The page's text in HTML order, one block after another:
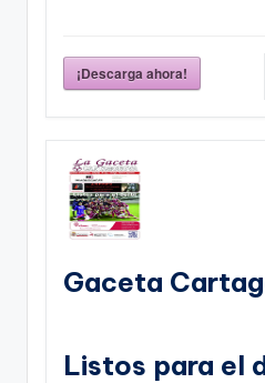
¡Descarga ahora!
Gaceta
Listos para el